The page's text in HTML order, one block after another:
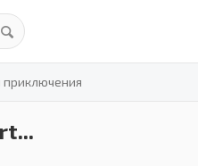
приключения